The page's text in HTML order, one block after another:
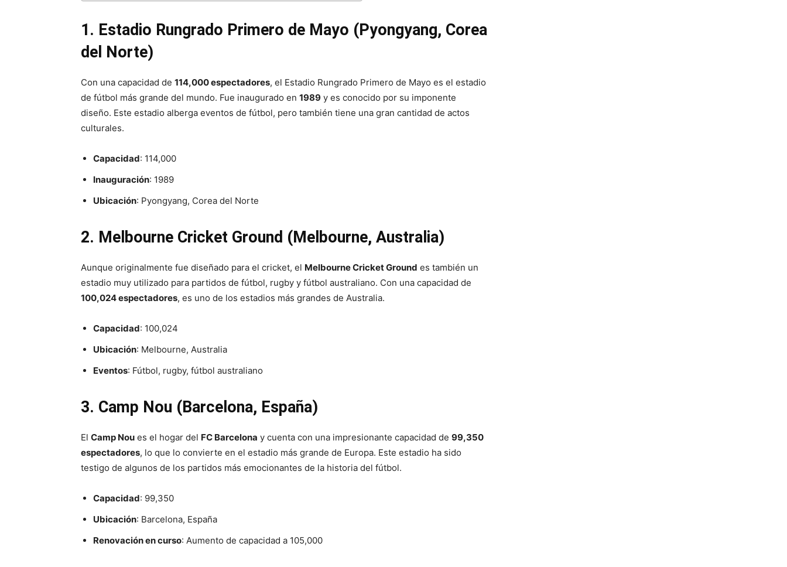
1. Estadio Rungrado Primero de Mayo (Pyongyang, Corea
del Norte)
Con una capacidad de 114,000 espectadores, el Estadio Rungrado Primero de Mayo es el estadio
de fútbol más grande del mundo. Fue inaugurado en 1989 y es conocido por su imponente
diseño. Este estadio alberga eventos de fútbol, pero también tiene una gran cantidad de actos
culturales.
Capacidad: 114,000
Inauguración: 1989
Ubicación: Pyongyang, Corea del Norte
2. Melbourne Cricket Ground (Melbourne, Australia)
Aunque originalmente fue diseñado para el cricket, el Melbourne Cricket Ground es también un
estadio muy utilizado para partidos de fútbol, rugby y fútbol australiano. Con una capacidad de
100,024 espectadores, es uno de los estadios más grandes de Australia.
Capacidad: 100,024
Ubicación: Melbourne, Australia
Eventos: Fútbol, rugby, fútbol australiano
3. Camp Nou (Barcelona, España)
El Camp Nou es el hogar del FC Barcelona y cuenta con una impresionante capacidad de 99,350
espectadores, lo que lo convierte en el estadio más grande de Europa. Este estadio ha sido
testigo de algunos de los partidos más emocionantes de la historia del fútbol.
Capacidad: 99,350
Ubicación: Barcelona, España
Renovación en curso: Aumento de capacidad a 105,000